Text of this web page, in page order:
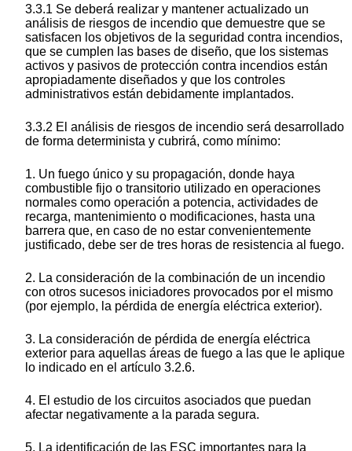
3.3.1 Se deberá realizar y mantener actualizado un
análisis de riesgos de incendio que demuestre que se
satisfacen los objetivos de la seguridad contra incendios,
que se cumplen las bases de diseño, que los sistemas
activos y pasivos de protección contra incendios están
apropiadamente diseñados y que los controles
administrativos están debidamente implantados.
3.3.2 El análisis de riesgos de incendio será desarrollado
de forma determinista y cubrirá, como mínimo:
1. Un fuego único y su propagación, donde haya
combustible fijo o transitorio utilizado en operaciones
normales como operación a potencia, actividades de
recarga, mantenimiento o modificaciones, hasta una
barrera que, en caso de no estar convenientemente
justificado, debe ser de tres horas de resistencia al fuego.
2. La consideración de la combinación de un incendio
con otros sucesos iniciadores provocados por el mismo
(por ejemplo, la pérdida de energía eléctrica exterior).
3. La consideración de pérdida de energía eléctrica
exterior para aquellas áreas de fuego a las que le aplique
lo indicado en el artículo 3.2.6.
4. El estudio de los circuitos asociados que puedan
afectar negativamente a la parada segura.
5. La identificación de las ESC importantes para la